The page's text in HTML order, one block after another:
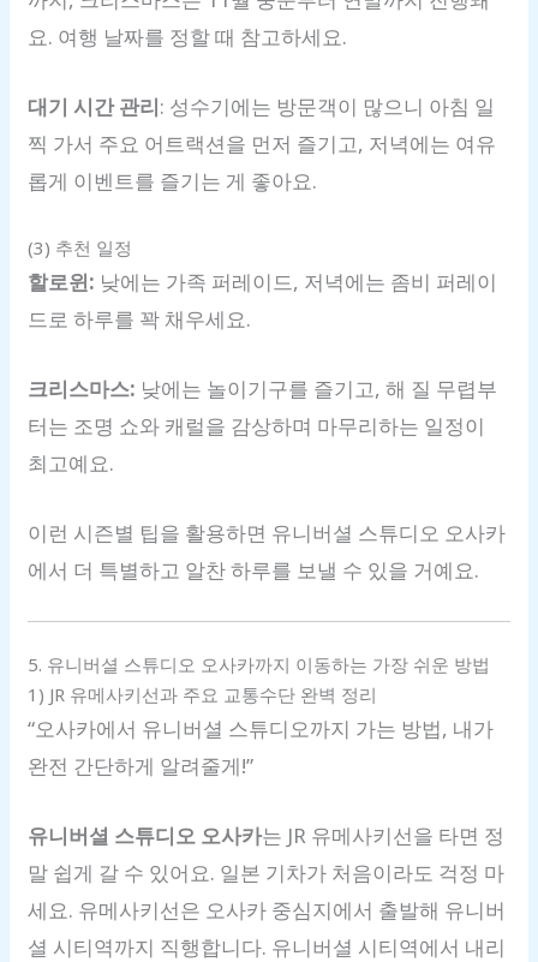
요. 여행 날짜를 정할 때 참고하세요.
대기 시간 관리: 성수기에는 방문객이 많으니 아침 일
찍 가서 주요 어트랙션을 먼저 즐기고, 저녁에는 여유
롭게 이벤트를 즐기는 게 좋아요.
(3) 추천 일정
할로윈: 낮에는 가족 퍼레이드, 저녁에는 좀비 퍼레이
드로 하루를 꽉 채우세요.
크리스마스: 낮에는 놀이기구를 즐기고, 해 질 무렵부
터는 조명 쇼와 캐럴을 감상하며 마무리하는 일정이
최고예요.
이런 시즌별 팁을 활용하면 유니버셜 스튜디오 오사카
에서 더 특별하고 알찬 하루를 보낼 수 있을 거예요.
5. 유니버셜 스튜디오 오사카까지 이동하는 가장 쉬운 방법
1) JR 유메사키선과 주요 교통수단 완벽 정리
“오사카에서 유니버셜 스튜디오까지 가는 방법, 내가
완전 간단하게 알려줄게!”
유니버셜 스튜디오 오사카는 JR 유메사키선을 타면 정
말 쉽게 갈 수 있어요. 일본 기차가 처음이라도 걱정 마
세요. 유메사키선은 오사카 중심지에서 출발해 유니버
셜 시티역까지 직행합니다. 유니버셜 시티역에서 내리